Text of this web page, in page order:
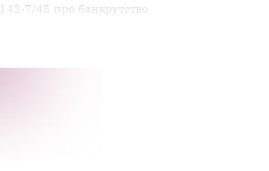
7/45 про банкрутство